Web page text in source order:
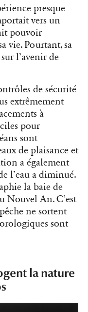
presque
vers un
pouvoir
vie. Pourtant, sa
l’avenir de
de sécurité
extrêmement
à
pour
sont
de plaisance et
a également
l’eau a diminué.
la baie de
Nouvel An. C’est
ne sortent
sont
la nature